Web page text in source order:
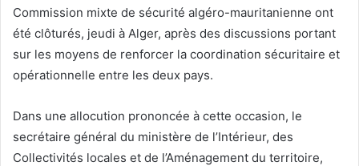
Commission mixte de sécurité algéro-mauritanienne ont
été clôturés, jeudi à Alger, après des discussions portant
sur les moyens de renforcer la coordination sécuritaire et
opérationnelle entre les deux pays.
Dans une allocution prononcée à cette occasion, le
secrétaire général du ministère de l’Intérieur, des
Collectivités locales et de l’Aménagement du territoire,